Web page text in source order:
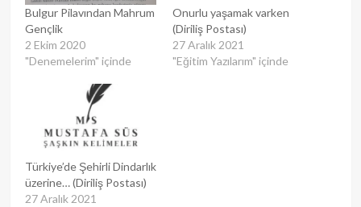
Bulgur Pilavından Mahrum
Gençlik
2 Ekim 2020
"Denemelerim" içinde
Onurlu yaşamak varken
(Diriliş Postası)
27 Aralık 2021
"Eğitim Yazılarım" içinde
Türkiye’de Şehirli Dindarlık
üzerine… (Diriliş Postası)
27 Aralık 2021